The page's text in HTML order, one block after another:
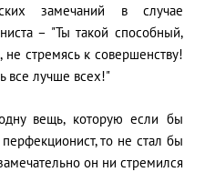
замечаний в случае
– "Ты такой способный,
стремясь к совершенству!
все лучше всех!"
вещь, которую если бы
то не стал бы
он ни стремился